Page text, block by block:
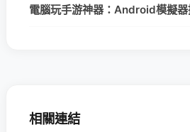
電腦玩手游神器：Android模擬
相關連結